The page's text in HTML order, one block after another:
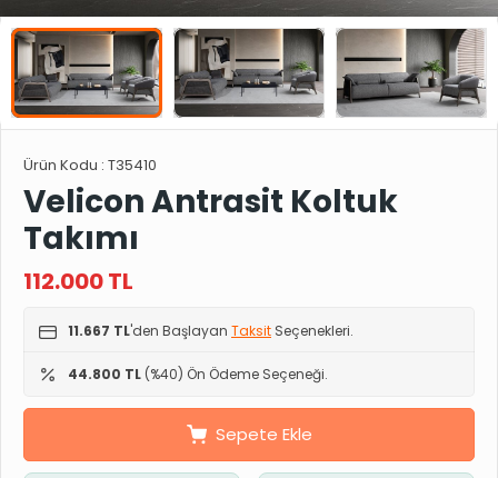
Ürün Kodu : T35410
Velicon Antrasit Koltuk
Takımı
112.000TL
11.667 TL'den Başlayan Taksit Seçenekleri.
44.800 TL (%40) Ön Ödeme Seçeneği.
Sepete Ekle